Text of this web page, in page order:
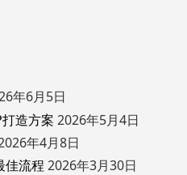
年6月5日
造方案 2026年5月4日
年4月8日
佳流程 2026年3月30日